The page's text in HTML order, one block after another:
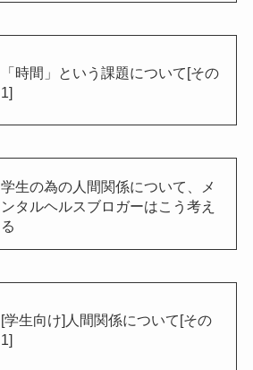
「時間」という課題について[その
1]
学生の為の人間関係について、メ
ンタルヘルスブロガーはこう考え
る
[学生向け]人間関係について[その
1]